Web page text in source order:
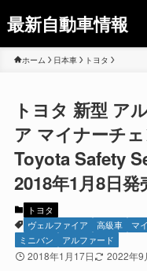
最新自動車情報
ホーム 日本車 トヨタ
トヨタ 新型 ア
ア マイナーチ
Toyota Safety
2018年1月8日発
トヨタ
ヴェルファイア
高級車 マ
ミニバン
アルファード
2018年1月17日 2022年9